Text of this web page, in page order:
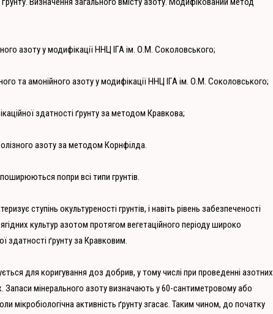
азоту у модифікації ННЦ ІГА ім. О.М. Соколовського;
та амонійного азоту у модифікації ННЦ ІГА ім. О.М. Соколовського;
здатності ґрунту за методом Кравкова;
азоту за методом Корнфілда.
попри всі типи грунтів.
ступінь окультуреності грунтів, і навіть рівень забезпеченості
культур азотом протягом вегетаційного періоду широко
здатності ґрунту за Кравковим.
для коригування доз добрив, у тому числі при проведенні азотних
мінерального азоту визначають у 60-сантиметровому або
мікробіологічна активність ґрунту згасає. Таким чином, до початку